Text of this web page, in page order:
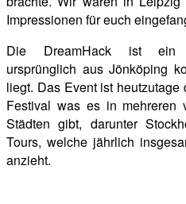
Impressionen für euch
Die DreamHack ist ein
ursprünglich aus Jönköping
liegt. Das Event ist
Festival was es in mehreren
Städten gibt, darunter
Tours, welche jährlich
anzieht.